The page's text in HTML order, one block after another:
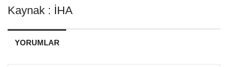
Kaynak : İHA
YORUMLAR